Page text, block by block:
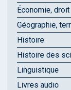
Économie, droit
Géographie,
Histoire
Histoire des
Linguistique
Livres audio